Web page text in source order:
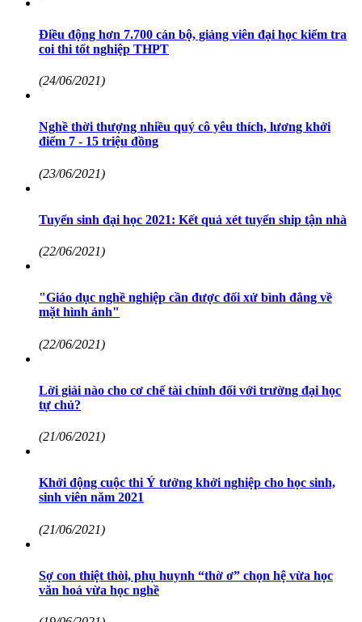
Điều động hơn 7.700 cán bộ, giảng viên đại học kiểm tra
coi thi tốt nghiệp THPT
(24/06/2021)
Nghề thời thượng nhiều quý cô yêu thích, lương khởi
điểm 7 - 15 triệu đồng
(23/06/2021)
Tuyển sinh đại học 2021: Kết quả xét tuyển ship tận nhà
(22/06/2021)
"Giáo dục nghề nghiệp cần được đối xử bình đẳng về
mặt hình ảnh"
(22/06/2021)
Lời giải nào cho cơ chế tài chính đối với trường đại học
tự chủ?
(21/06/2021)
Khởi động cuộc thi Ý tưởng khởi nghiệp cho học sinh,
sinh viên năm 2021
(21/06/2021)
Sợ con thiệt thòi, phụ huynh “thờ ơ” chọn hệ vừa học
văn hoá vừa học nghề